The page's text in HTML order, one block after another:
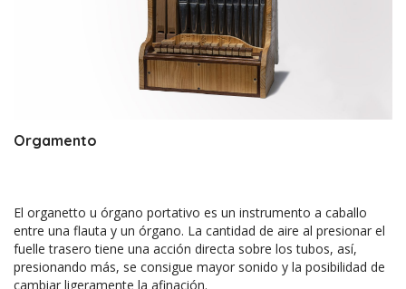
Orgamento
El organetto u órgano portativo es un instrumento a caballo
entre una flauta y un órgano. La cantidad de aire al presionar el
fuelle trasero tiene una acción directa sobre los tubos, así,
presionando más, se consigue mayor sonido y la posibilidad de
cambiar ligeramente la afinación.